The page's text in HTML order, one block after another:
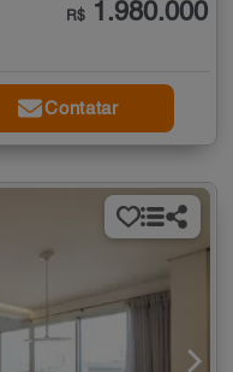
R$ 1.980.000
Contatar